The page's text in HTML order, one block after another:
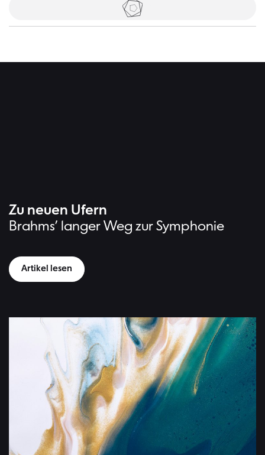
Tickets
Zu neuen Ufern
Brahms’ langer Weg zur Symphonie
Artikel lesen